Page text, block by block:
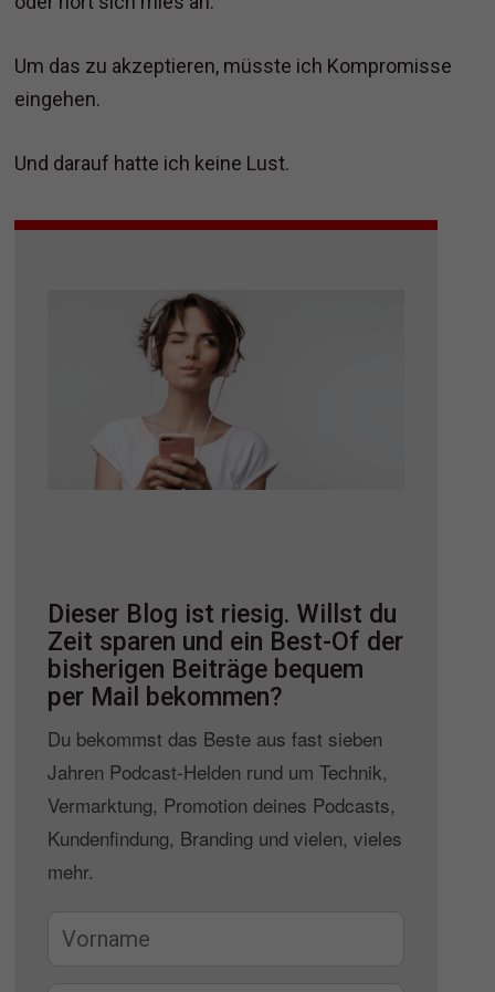
Um das zu akzeptieren, müsste ich Kompromisse
eingehen.
Und darauf hatte ich keine Lust.
Dieser Blog ist riesig. Willst du
Zeit sparen und ein Best-Of der
bisherigen Beiträge bequem
per Mail bekommen?
Du bekommst das Beste aus fast sieben
Jahren Podcast-Helden rund um Technik,
Vermarktung, Promotion deines Podcasts,
Kundenfindung, Branding und vielen, vieles
mehr.